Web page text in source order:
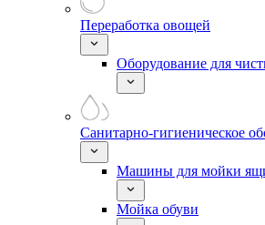
Переработка овощей
Оборудование для
Санитарно-гигиеническое
Машины для мойки
Мойка обуви